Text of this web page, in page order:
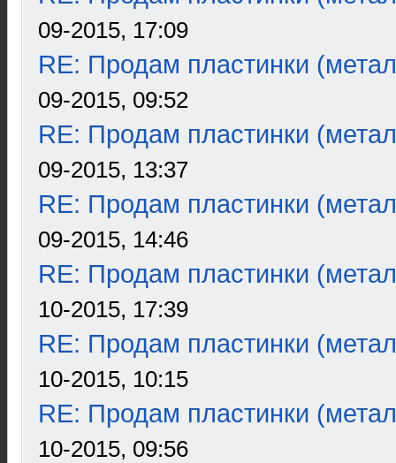
09-2015, 17:09
RE: Продам пластинки
09-2015, 09:52
RE: Продам пластинки
09-2015, 13:37
RE: Продам пластинки
09-2015, 14:46
RE: Продам пластинки
10-2015, 17:39
RE: Продам пластинки
10-2015, 10:15
RE: Продам пластинки
10-2015, 09:56